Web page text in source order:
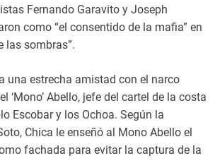
Fernando Garavito y Joseph
como “el consentido de la mafia” en
las sombras”.
una estrecha amistad con el narco
‘Mono’ Abello, jefe del cartel de la costa
Escobar y los Ochoa. Según la
Chica le enseñó al Mono Abello el
fachada para evitar la captura de la